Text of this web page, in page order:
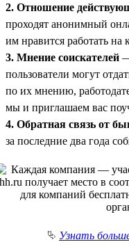
2. Отношение
проходят анонимный
им нравится работать на
3. Мнение соискателей
пользователи могут
по их мнению,
мы и приглашаем вас
4. Обратная связь от
за последние два года
⮱ Узнать